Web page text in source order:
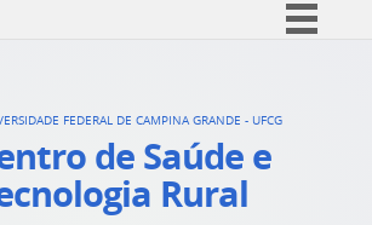
Acesso à informação
Legislação
FEDERAL DE CAMPINA GRANDE - UFCG
de Saúde e
Rural